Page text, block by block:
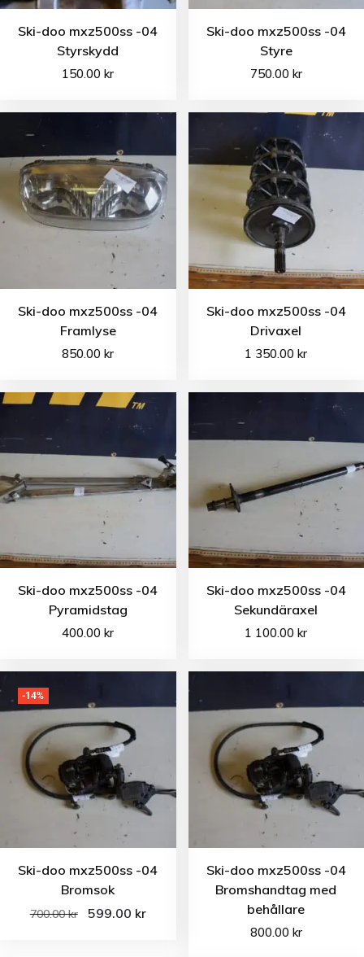
Ski-doo mxz500ss -04
Styrskydd
150.00kr
Ski-doo mxz500ss -04
Styre
750.00 kr
Ski-doo mxz500ss -04
Framlyse
850.00kr
Ski-doo mxz500ss -04
Drivaxel
1 350.00kr
Ski-doo mxz500ss -04
Pyramidstag
400.00kr
Ski-doo mxz500ss -04
Sekundäraxel
1 100.00kr
-14%
Ski-doo mxz500ss -04
Bromsok
700.00kr 599.00 kr
Ski-doo mxz500ss -04
Bromshandtag med
behållare
800.00 kr